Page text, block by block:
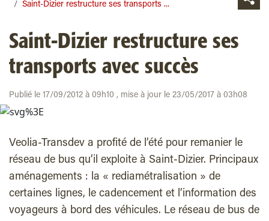
Saint-Dizier restructure ses transports ...
Saint-Dizier restructure ses
transports avec succès
Publié le 17/09/2012 à 09h10 , mise à jour le 23/05/2017 à 03h08
Veolia-Transdev a profité de l’été pour remanier le
réseau de bus qu’il exploite à Saint-Dizier. Principaux
aménagements : la « rediamétralisation » de
certaines lignes, le cadencement et l’information des
voyageurs à bord des véhicules. Le réseau de bus de